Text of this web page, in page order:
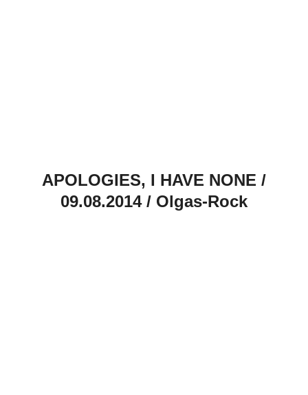
APOLOGIES, I HAVE NONE /
09.08.2014 / Olgas-Rock